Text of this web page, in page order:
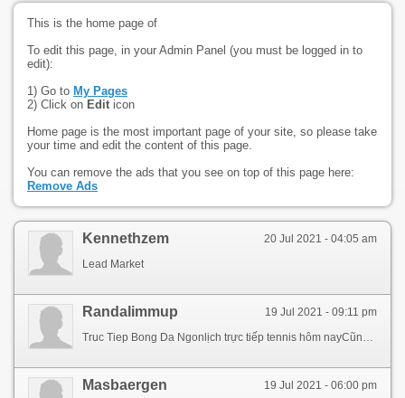
This is the home page of
To edit this page, in your Admin Panel (you must be logged in to
edit):
1) Go to My Pages
2) Click on Edit icon
Home page is the most important page of your site, so please take
your time and edit the content of this page.
You can remove the ads that you see on top of this page here:
Remove Ads
20 Jul 2021 - 04:05 am
Kennethzem
Lead Market
19 Jul 2021 - 09:11 pm
Randalimmup
19 Jul 2021 - 06:00 pm
Masbaergen